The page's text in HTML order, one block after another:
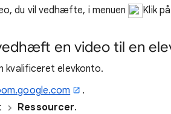
du vil vedhæfte, i menuen
Klik på
en video til en
kvalificeret elevkonto.
.
Ressourcer.